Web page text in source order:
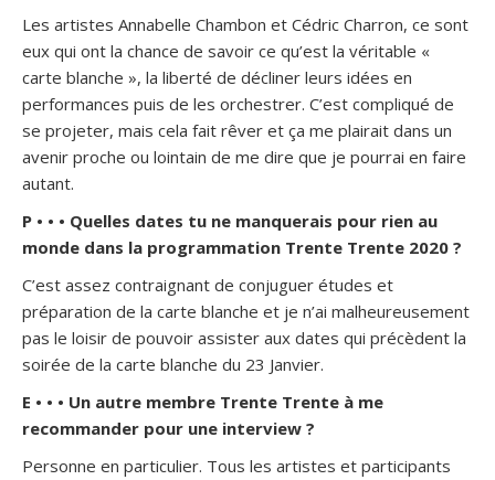
Les artistes Annabelle Chambon et Cédric Charron, ce sont
eux qui ont la chance de savoir ce qu’est la véritable «
carte blanche », la liberté de décliner leurs idées en
performances puis de les orchestrer. C’est compliqué de
se projeter, mais cela fait rêver et ça me plairait dans un
avenir proche ou lointain de me dire que je pourrai en faire
autant.
P • • • Quelles dates tu ne manquerais pour rien au
monde dans la programmation Trente Trente 2020 ?
C’est assez contraignant de conjuguer études et
préparation de la carte blanche et je n’ai malheureusement
pas le loisir de pouvoir assister aux dates qui précèdent la
soirée de la carte blanche du 23 Janvier.
E • • • Un autre membre Trente Trente à me
recommander pour une interview ?
Personne en particulier. Tous les artistes et participants